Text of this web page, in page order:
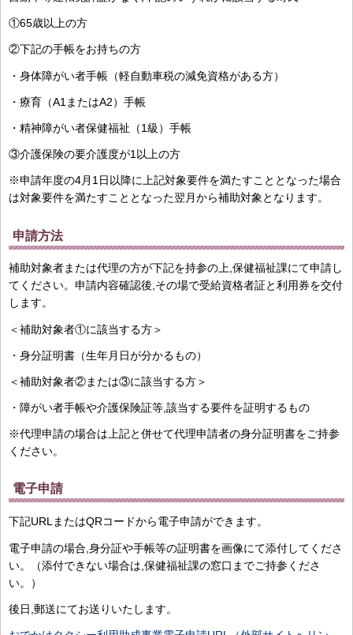
①65歳以上の方
②下記の手帳をお持ちの方
・身体障がい者手帳（軽自動車税の減免資格がある方）
・療育（A1またはA2）手帳
・精神障がい者保健福祉（1級）手帳
③介護保険の要介護度が1以上の方
※申請年度の4月1日以降に上記対象要件を満たすこととなった場合
は対象要件を満たすこととなった翌月から補助対象となります。
申請方法
補助対象者または代理の方が下記を持参の上,保健福祉課にて申請し
てください。申請内容確認後,その場で受給資格者証と利用券を交付
します。
＜補助対象者①に該当する方＞
・身分証明書（生年月日が分かるもの）
＜補助対象者②または③に該当する方＞
・障がい者手帳や介護保険証等,該当する要件を証明するもの
※代理申請の場合は上記と併せて代理申請者の身分証明書をご持参
ください。
電子申請
下記URLまたはQRコードから電子申請ができます。
電子申請の場合,身分証や手帳等の証明書を画像にて添付してくださ
い。（添付できない場合は,保健福祉課の窓口までご持参くださ
い。）
後日,郵送にてお送りいたします。